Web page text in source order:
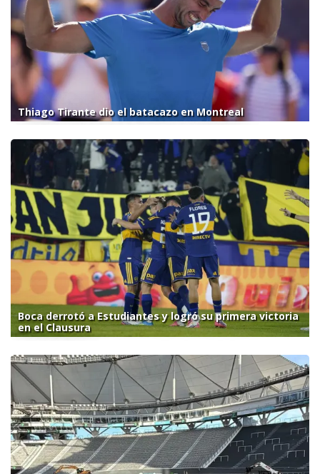
Thiago Tirante dio el batacazo en Montreal
Boca derrotó a Estudiantes y logró su primera victoria
en el Clausura